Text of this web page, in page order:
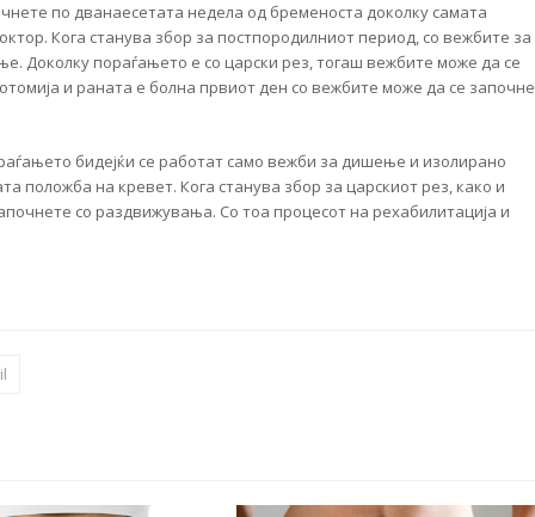
по дванаесетата недела од бременоста доколку самата
Кога станува збор за постпородилниот период, со вежбите за
Доколку пораѓањето е со царски рез, тогаш вежбите може да се
и раната е болна првиот ден со вежбите може да се започне
бидејќи се работат само вежби за дишење и изолирано
положба на кревет. Кога станува збор за царскиот рез, како и
со раздвижувања. Со тоа процесот на рехабилитација и